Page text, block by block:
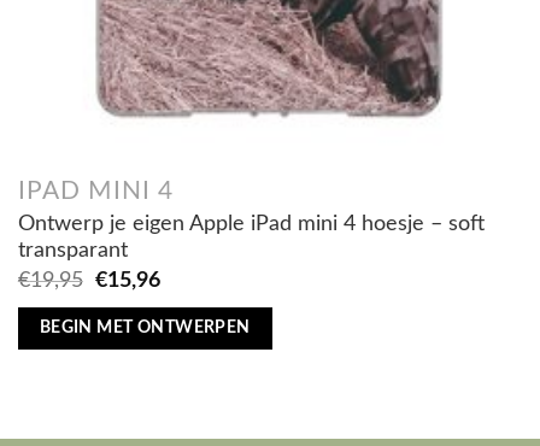
IPAD MINI 4
Ontwerp je eigen Apple iPad mini 4 hoesje – soft
transparant
€19,95
Oorspronkelijke
was:
€15,96Huidige
is:
BEGIN MET ONTWERPEN